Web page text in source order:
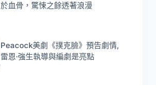
於血骨，驚悚之餘透著浪漫
Peacock美劇《撲克臉》預告劇情,
雷恩·強生執導與編劇是亮點